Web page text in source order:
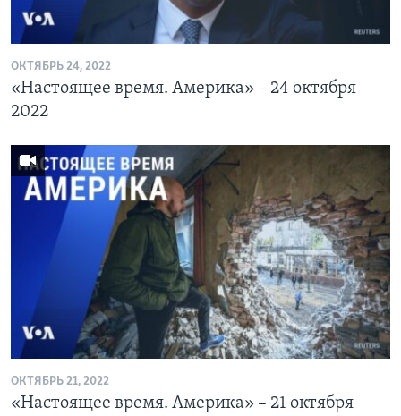
ОКТЯБРЬ 24, 2022
«Настоящее время. Америка» – 24 октября
2022
ОКТЯБРЬ 21, 2022
«Настоящее время. Америка» – 21 октября